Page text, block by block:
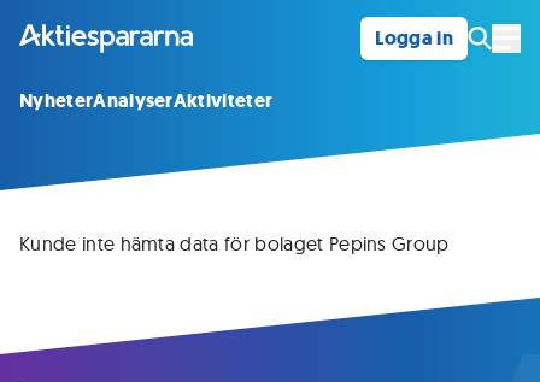
Logga in
NyheterAnalyserAktiviteter
Kunde inte hämta data för bolaget Pepins Group